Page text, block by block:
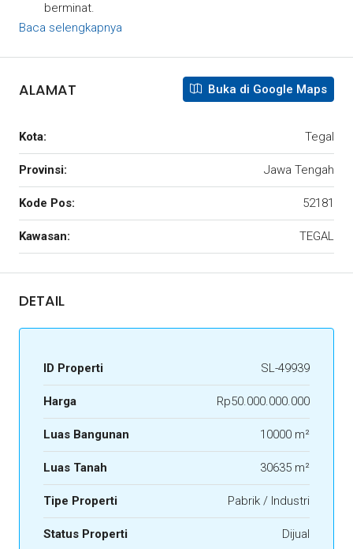
berminat.
Baca selengkapnya
ALAMAT Buka di Google Maps
Kota: Tegal
Provinsi: Jawa Tengah
Kode Pos: 52181
Kawasan: TEGAL
DETAIL
ID Properti SL-49939
Harga Rp50.000.000.000
Luas Bangunan 10000 m²
Luas Tanah 30635 m²
Tipe Properti Pabrik / Industri
Status Properti Dijual